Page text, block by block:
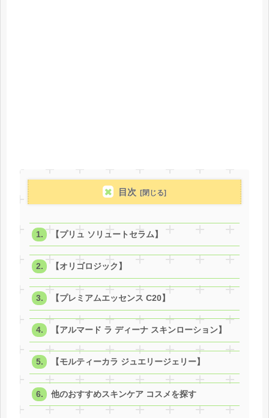
目次
【プリュ ソリュートセラム】
【オリゴロジック】
【プレミアムエッセンス C20】
【アルマード ラ ディーナ スキンローション】
【モルティーカラ ジュエリージェリー】
他のおすすめスキンケア コスメを探す